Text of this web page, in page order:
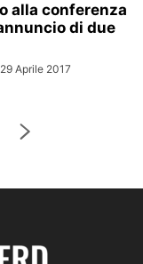
alla conferenza
di due
29 Aprile 2017